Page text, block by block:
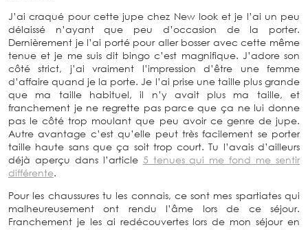
J’ai craqué pour cette jupe chez New look et je l’ai un peu
délaissé n’ayant que peu d’occasion de la porter.
Dernièrement je l’ai porté pour aller bosser avec cette même
tenue et je me suis dit bingo c’est magnifique. J’adore son
côté strict, j’ai vraiment l’impression d’être une femme
d’affaire quand je la porte. Je l’ai prise une taille plus grande
que ma taille habituel, il n’y avait plus ma taille, et
franchement je ne regrette pas parce que ça ne lui donne
pas le côté trop moulant que peu avoir ce genre de jupe.
Autre avantage c’est qu’elle peut très facilement se porter
taille haute sans que ça soit trop court. Tu l’avais d’ailleurs
déjà aperçu dans l’article 5 tenues qui me fond me sentir
différente.
Pour les chaussures tu les connais, ce sont mes spartiates qui
malheureusement ont rendu l’âme lors de ce séjour.
Franchement je les ai redécouvertes lors de mon séjour en